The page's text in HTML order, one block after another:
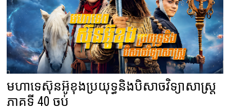
មហាទេស៊ុនអ៊ូខុងប្រយុទ្ធនិងបិសាចវិទ្យាសាស្ត្រ
ភាគទី 40 ចប់